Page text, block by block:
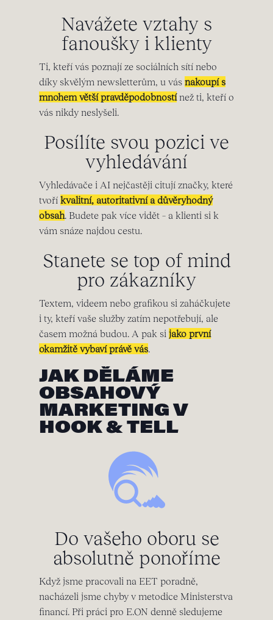
Navážete vztahy s
fanoušky i klienty
Ti, kteří vás poznají ze sociálních sítí nebo
díky skvělým newsletterům, u vás nakoupí s
mnohem větší pravděpodobnostínež ti, kteří o
vás nikdy neslyšeli.
Posílíte svou pozici ve
vyhledávání
Vyhledávače i AI nejčastěji citují značky, které
tvoří kvalitní, autoritativní a důvěryhodný
obsah. Budete pak více vidět – a klienti si k
vám snáze najdou cestu.
Stanete se top of mind
pro zákazníky
Textem, videem nebo grafikou si zaháčkujete
i ty, kteří vaše služby zatím nepotřebují, ale
časem možná budou. A pak si jako první
okamžitě vybaví právě vás.
JAK DĚLÁME
OBSAHOVÝ
MARKETING V
HOOK & TELL
Do vašeho oboru se
absolutně ponoříme
Když jsme pracovali na EET poradně,
nacházeli jsme chyby v metodice Ministerstva
financí. Při práci pro E.ON denně sledujeme